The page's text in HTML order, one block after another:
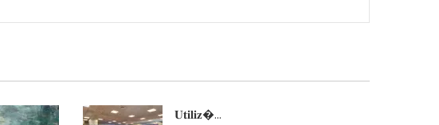
𝐔𝐭𝐢𝐥𝐢𝐳�...